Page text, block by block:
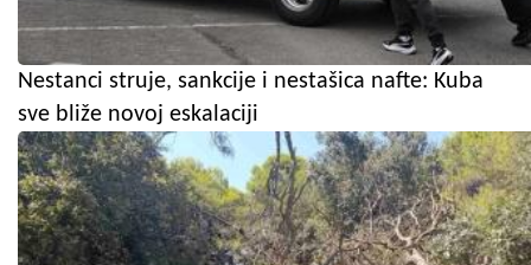
Nestanci struje, sankcije i nestašica nafte: Kuba
sve bliže novoj eskalaciji